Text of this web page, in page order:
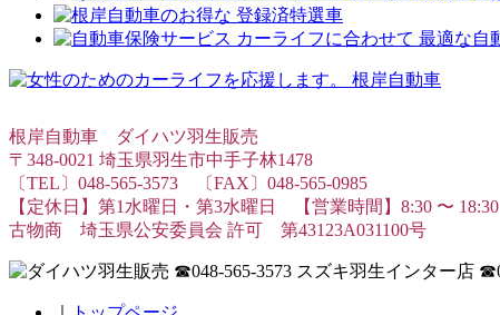
根岸自動車 ダイハツ羽生販売
〒348-0021 埼玉県羽生市中手子林1478
〔TEL〕048-565-3573 〔FAX〕048-565-0985
【定休日】第1水曜日・第3水曜日 【営業時間】8:30 〜 18:30
古物商 埼玉県公安委員会 許可 第43123A031100号